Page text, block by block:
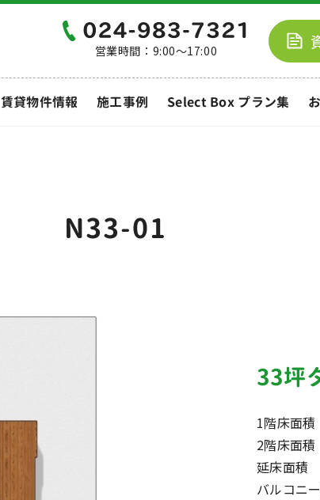
営業時間：9:00～17:00
賃貸物件情報 施工事例 Select Box プラン集
N33-01
33坪
1階床面積
2階床面積
延床面積
バルコニ